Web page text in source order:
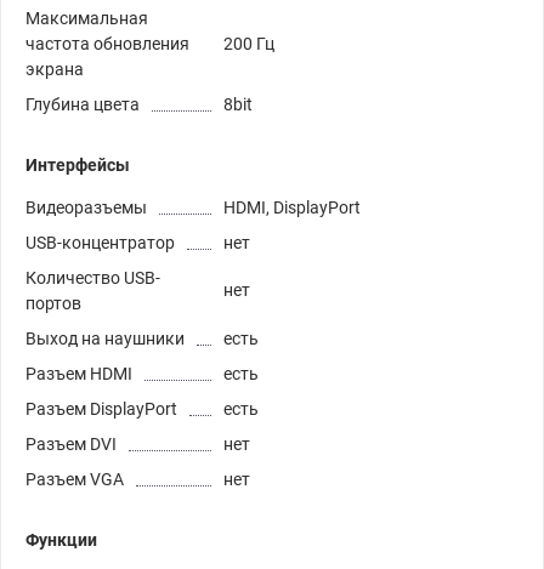
Максимальная
частота обновления
экрана
200 Гц
Глубина цвета 8bit
Интерфейсы
Видеоразъемы
HDMI, DisplayPort
USB-концентратор
нет
Количество USB-
портов
нет
Выход на наушники
есть
Разъем HDMI
есть
Разъем DisplayPort
есть
Разъем DVI
нет
Разъем VGA
нет
Функции